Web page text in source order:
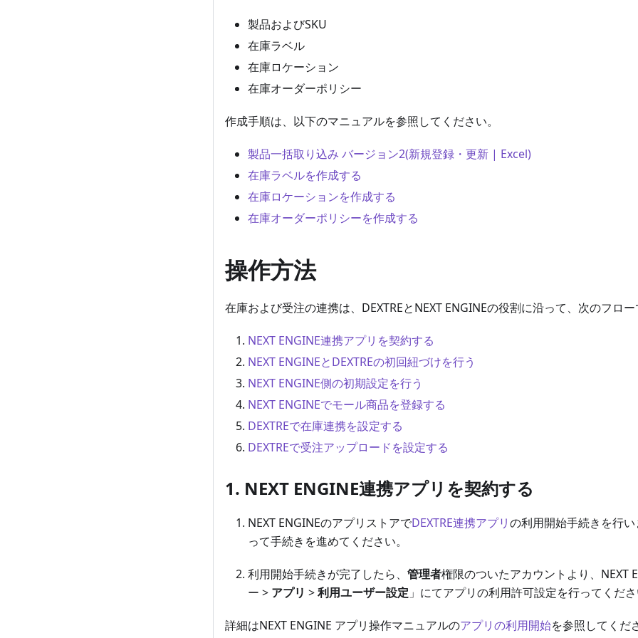
製品およびSKU
在庫ラベル
在庫ロケーション
在庫オーダーポリシー
作成手順は、以下のマニュアルを参照してください。
製品一括取り込み バージョン2(新規登録・更新 | Excel)
在庫ラベルを作成する
在庫ロケーションを作成する
在庫オーダーポリシーを作成する
操作方法
在庫および受注の連携は、DEXTREとNEXT ENGINEの役割に沿って、次のフロー
NEXT ENGINE連携アプリを契約する
NEXT ENGINEとDEXTREの初回紐づけを行う
NEXT ENGINE側の初期設定を行う
NEXT ENGINEでモール商品を登録する
DEXTREで在庫連携を設定する
DEXTREで受注アップロードを設定する
1. NEXT ENGINE連携アプリを契約する
NEXT ENGINEのアプリストアでDEXTRE連携アプリの利用開始手続きを行
って手続きを進めてください。
利用開始手続きが完了したら、 管理者権限のついたアカウントより、NEXT
ー > アプリ >利用ユーザー設定 」にてアプリの利用許可設定を行ってくださ
詳細はNEXT ENGINE アプリ操作マニュアルのアプリの利用開始を参照してくだ